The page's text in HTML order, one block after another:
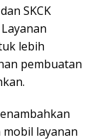
SKCK
lebih
pembuatan
layanan